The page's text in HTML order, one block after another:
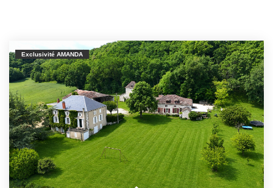
Exclusivité AMANDA